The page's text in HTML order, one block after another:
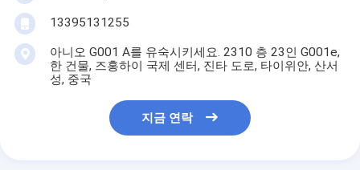
13395131255
아니오 G001 A를 유숙시키세요. 2310 층 23인 G001e,
한 건물, 즈홍하이 국제 센터, 진타 도로, 타이위안, 산서
성, 중국
지금 연락